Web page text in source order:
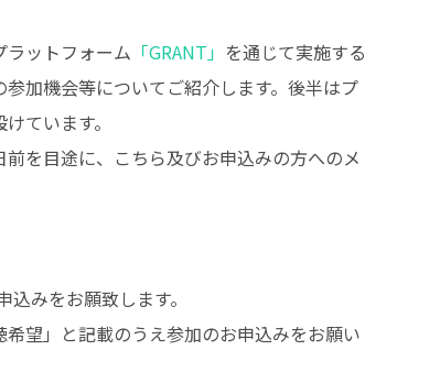
ットフォーム 「GRANT」 を通じて実施する
加機会等についてご紹介します。後半はプ
ています。
を目途に、こちら及びお申込みの方へのメ
みをお願致します。
望」と記載のうえ参加のお申込みをお願い